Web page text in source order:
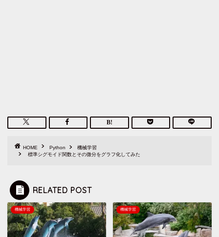
HOME Python
機械学習
標準シグモイド関数とその微分をグラフ化してみた
RELATED POST
機械学習 機械学習